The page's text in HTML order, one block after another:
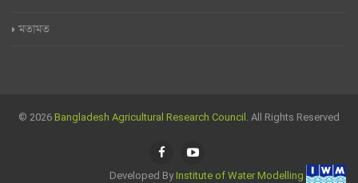
মতামত
© 2026 Bangladesh Agricultural Research Council . All Rights Reserved
Developed ByInstitute of Water Modelling